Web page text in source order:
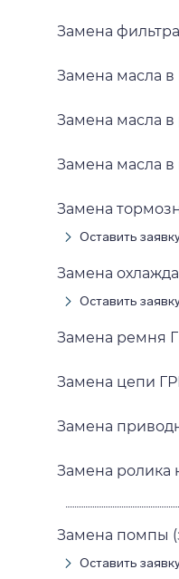
Замена
Замена масла
Замена масла в
Замена масла в
Замена
Оставить
Замена
Оставить
Замена ремня
Замена цепи
Замена
Замена ролика
Замена помпы
Оставить